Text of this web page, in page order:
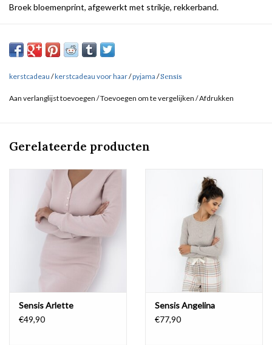
Broek bloemenprint, afgewerkt met strikje, rekkerband.
kerstcadeau /kerstcadeau voor haar/pyjama /Sensis
Aan verlanglijst toevoegen /Toevoegen om te vergelijken /Afdrukken
Gerelateerde producten
Sensis Arlette
€49,90
Sensis Angelina
€77,90